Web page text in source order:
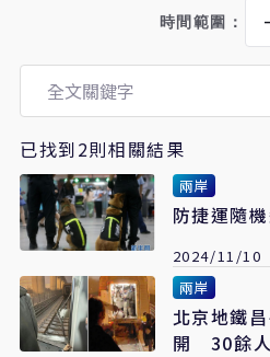
時間範圍：
已找到2則相關結果
兩岸
2024/11/10
兩岸
北京地鐵
開 30餘